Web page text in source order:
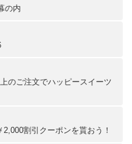
の内
のご注文でハッピースイーツ
割引クーポンを貰おう！